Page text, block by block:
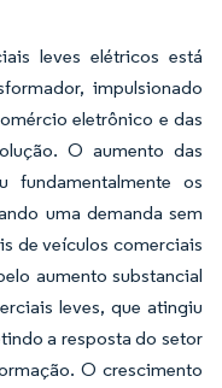
leves elétricos está
impulsionado
eletrônico e das
O aumento das
fundamentalmente os
uma demanda sem
de veículos comerciais
aumento substancial
leves, que atingiu
a resposta do setor
O crescimento